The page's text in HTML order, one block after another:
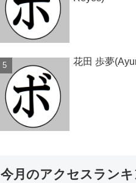
花田 歩夢
今月のアクセスラン